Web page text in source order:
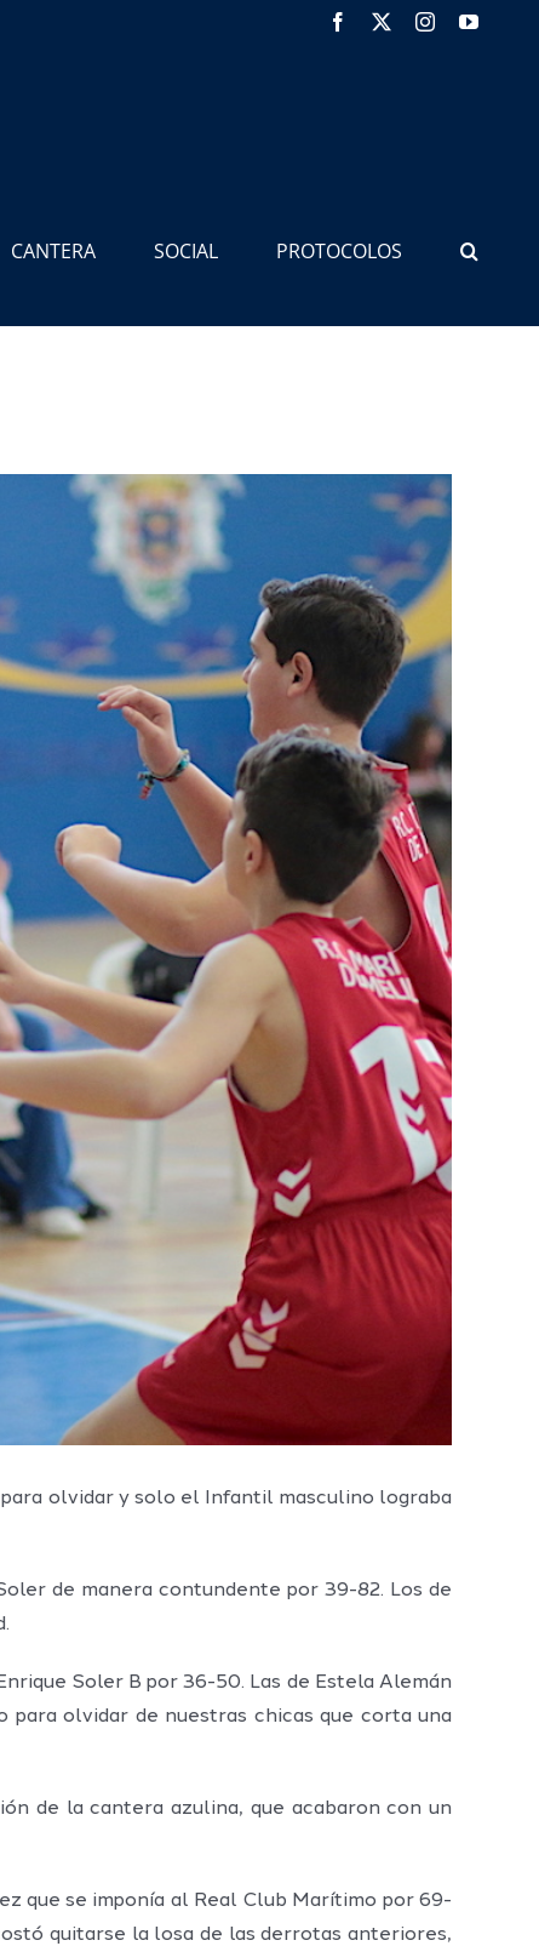
Facebook Instagram
CANTERA SOCIAL PROTOCOLOS
olvidar y solo el Infantil masculino lograba
de manera contundente por 39-82. Los de
Soler B por 36-50. Las de Estela Alemán
para olvidar de nuestras chicas que corta una
de la cantera azulina, que acabaron con un
que se imponía al Real Club Marítimo por 69-
quitarse la losa de las derrotas anteriores,